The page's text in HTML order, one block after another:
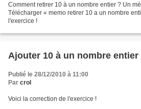
Comment retirer 10 à un nombre entier ? Un
Télécharger « memo retirer 10 a un nombre
l'exercice !
Ajouter 10 à un nombre
Publié le 28/12/2010 à 11:00
Par crol
Voici la correction de l'exercice !